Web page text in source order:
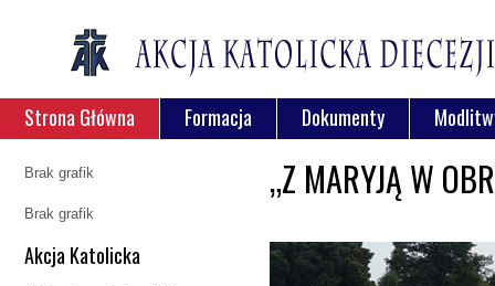
Strona Główna Formacja Dokumenty
Brak grafik
Brak grafik
Akcja Katolicka
„Z MARYJĄ W